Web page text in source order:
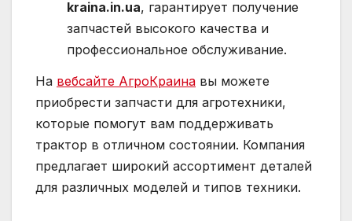
kraina.in.ua, гарантирует получение
запчастей высокого качества и
профессиональное обслуживание.
На вебсайте АгроКраина вы можете
приобрести запчасти для агротехники,
которые помогут вам поддерживать
трактор в отличном состоянии. Компания
предлагает широкий ассортимент деталей
для различных моделей и типов техники.